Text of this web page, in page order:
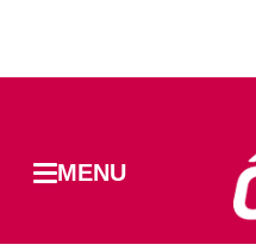
MENU